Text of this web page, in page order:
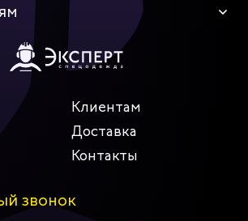
Клиентам
Доставка
Контакты
звонок